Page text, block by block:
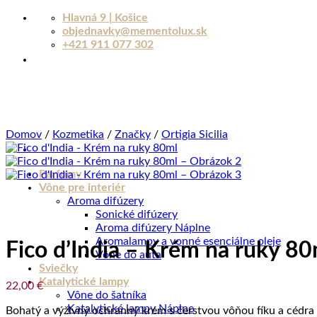
Skip
Hlavná 9 | Košice
objednavky@mementolux.sk
+421 911 077 302
Parfumy
Vône pre interiér
Aroma difúzery
Sonické difúzery
Aroma difúzery Náplne
Aromalampy a vonné esenciálne oleje
Vône do auta
Sviečky
Katalytické lampy
Vône do šatníka
Katalytické lampy Náplne
Domov / Kozmetika / Značky / Ortigia Sicilia
Fico d’India – Krém na ruky
22,00 €
Bohatý a výživný ochranný krém s čerstvou vôňou fíku a cédra